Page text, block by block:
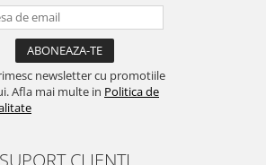
si case de
newsletter cu promotiile
Afla mai multe in Politica de
SUPORT CLIENTI